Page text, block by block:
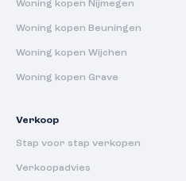
Woning kopen Nijmegen
Woning kopen Beuningen
Woning kopen Wijchen
Woning kopen Grave
Verkoop
Stap voor stap verkopen
Verkoopadvies